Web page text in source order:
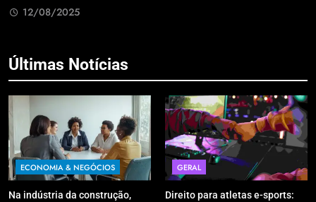
Retrabalho
Últimas Notícias
ECONOMIA & NEGÓCIOS
Na indústria da construção,
GERAL
Direito para atletas e-sports: